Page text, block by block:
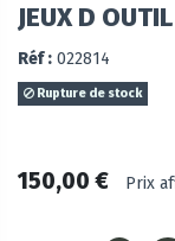
JEUX D
Réf : 022814
Rupture de stock
150,00 € Prix